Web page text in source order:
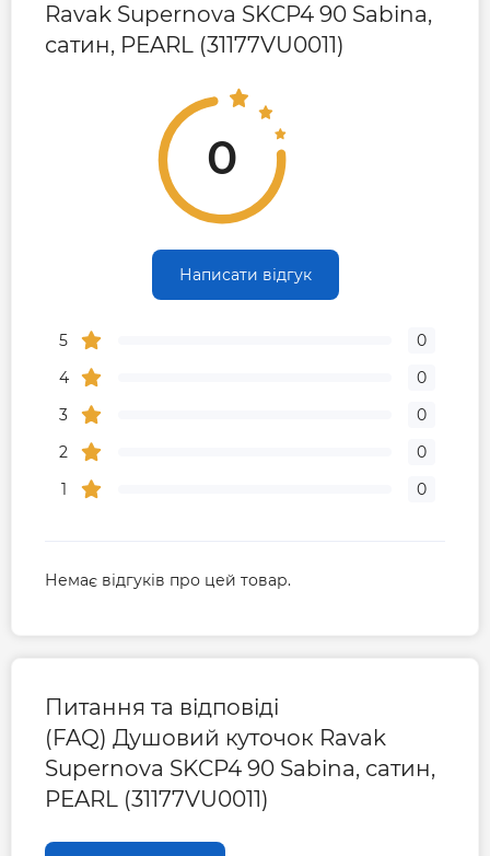
Ravak Supernova SKCP4 90 Sabina,
сатин, PEARL (31177VU0011)
0
Написати відгук
5
0
4
0
3
0
2
0
1
0
Немає відгуків про цей товар.
Питання та відповіді
(FAQ) Душовий куточок Ravak
Supernova SKCP4 90 Sabina, сатин,
PEARL (31177VU0011)